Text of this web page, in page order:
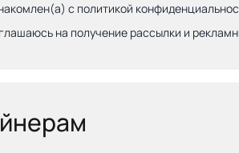
с политикой
на получение рассылки и